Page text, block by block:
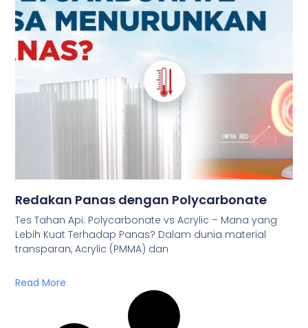
Redakan Panas dengan Polycarbonate
Tes Tahan Api: Polycarbonate vs Acrylic – Mana yang
Lebih Kuat Terhadap Panas? Dalam dunia material
transparan, Acrylic (PMMA) dan
Read More